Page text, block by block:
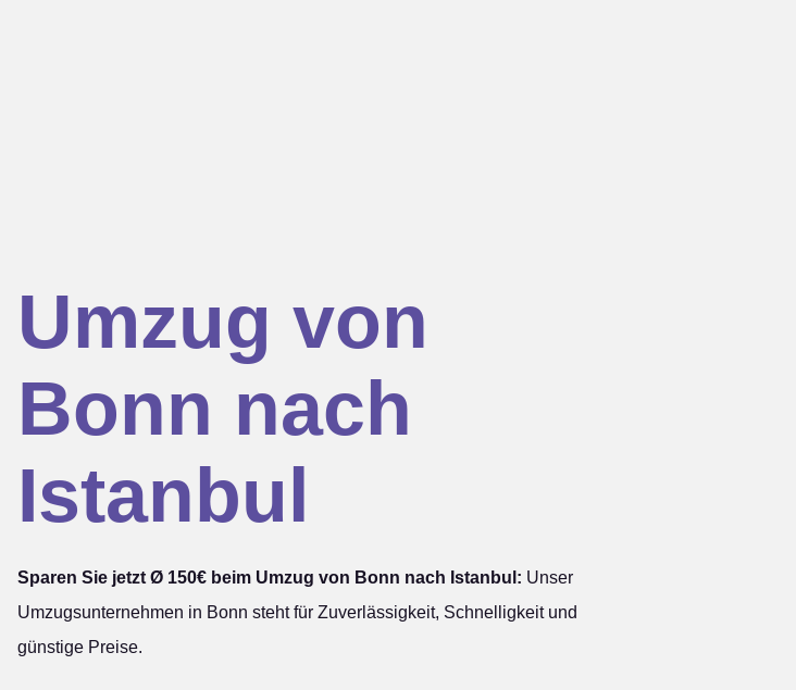
Umzug von
Bonn nach
Istanbul
Sparen Sie jetzt Ø 150€ beim Umzug von Bonn nach Istanbul: Unser
Umzugsunternehmen in Bonn steht für Zuverlässigkeit, Schnelligkeit und
günstige Preise.